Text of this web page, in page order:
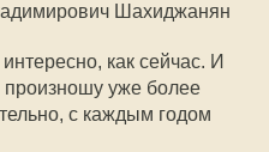
Шахиджанян
как сейчас. И
произношу уже более
с каждым годом